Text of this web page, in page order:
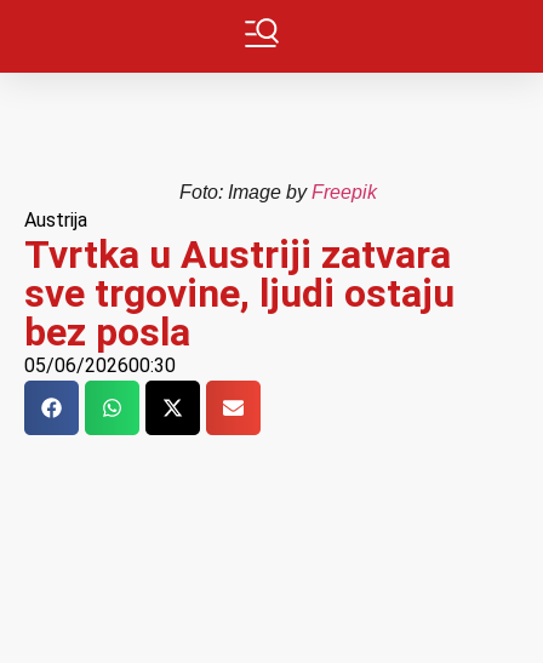
Foto: Image byFreepik
Austrija
Tvrtka u Austriji zatvara
sve trgovine, ljudi ostaju
bez posla
05/06/202600:30